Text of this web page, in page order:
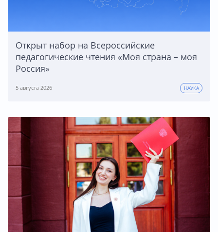
Открыт набор на Всероссийские
педагогические чтения «Моя страна – моя
Россия»
5 августа 2026 НАУКА